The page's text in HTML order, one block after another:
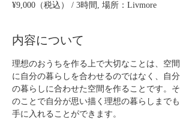
¥9,000（税込） / 3時間, 場所：Livmore
内容について
理想のおうちを作る上で大切なことは、空間
に自分の暮らしを合わせるのではなく、自分
の暮らしに合わせた空間を作ることです。そ
のことで自分が思い描く理想の暮らしまでも
手に入れることができます。